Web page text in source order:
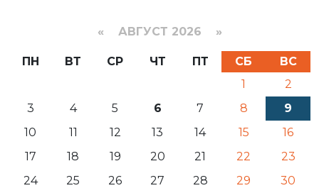
« АВГУСТ 2026 »
ПН ВТ СР ЧТ ПТ СБ
ВС
1
2
3
4 5 6 7 8
9
10
11 12 13 14 15
16
17
18 19 20 21 22
23
24
25 26 27 28 29
30